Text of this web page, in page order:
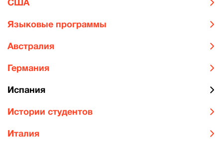
Языковые программы
Австралия
Германия
Испания
Истории студентов
Италия